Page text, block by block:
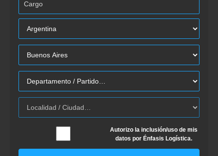
Autorizo la inclusión/uso de mis
datos por Énfasis Logística.